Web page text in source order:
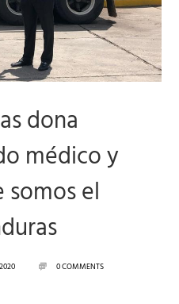
dona
médico y
el
0 COMMENTS